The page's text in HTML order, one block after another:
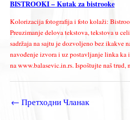
BISTROOKI – Kutak za bistrooke
Kolorizacija fotografija i foto kolaži:
Preuzimanje delova tekstova, tekstova u
sadržaja na sajtu je dozvoljeno bez ikakve
navođenje izvora i uz postavljanje linka
na www.balasevic.in.rs. Ispoštujte naš
← Претходни Чланак